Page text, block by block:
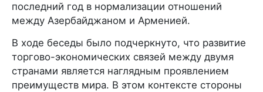
последний год в нормализации отношений
между Азербайджаном и Арменией.
В ходе беседы было подчеркнуто, что развитие
торгово-экономических связей между двумя
странами является наглядным проявлением
преимуществ мира. В этом контексте стороны